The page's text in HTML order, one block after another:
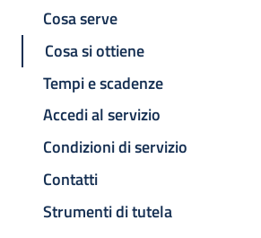
Cosa serve
Cosa si ottiene
Tempi e scadenze
Accedi al servizio
Condizioni di servizio
Contatti
Strumenti di tutela